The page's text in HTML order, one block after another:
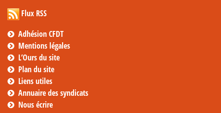
Flux RSS
Adhésion CFDT
Mentions légales
L’Ours du site
Plan du site
Liens utiles
Annuaire des syndicats
Nous écrire